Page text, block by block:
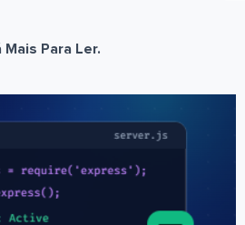
Mais Para Ler.